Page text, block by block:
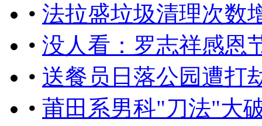
• 法拉盛垃圾清理次数
• 没人看：罗志祥感恩
• 送餐员日落公园遭打
• 莆田系男科"刀法"大